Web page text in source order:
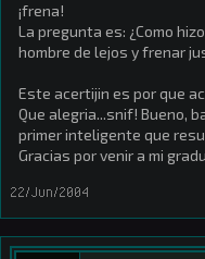
¡frena!
La pregunta es: ¿Como
hombre de lejos y frenar
Este acertijin es por que
Que alegria...snif! Bueno,
primer inteligente que
Gracias por venir a mi
22/Jun/2004